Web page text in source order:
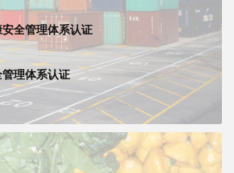
全管理体系认证
理体系认证